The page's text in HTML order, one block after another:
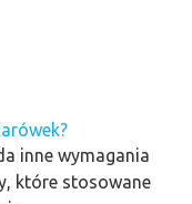
inne wymagania
które stosowane